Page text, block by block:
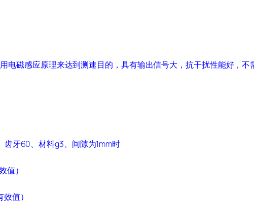
电磁感应原理来达到测速目的，具有输出信号大，抗干扰性能好，不
齿牙60、材料g3、间隙为1mm时
值）
值）